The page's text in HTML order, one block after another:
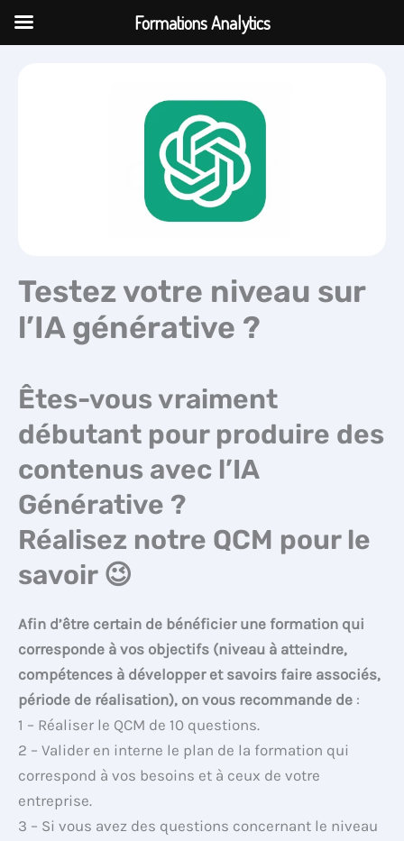
Aller
Testez votre niveau sur
l’IA générative ?
Êtes-vous vraiment
débutant pour produire des
contenus avec l’IA
Générative ?
Réalisez notre QCM pour le
savoir 😉
Afin d’être certain de bénéficier une formation qui
corresponde à vos objectifs (niveau à atteindre,
compétences à développer et savoirs faire associés,
période de réalisation), on vous recommande de :
1 – Réaliser le QCM de 10 questions.
2 – Valider en interne le plan de la formation qui
correspond à vos besoins et à ceux de votre
entreprise.
3 – Si vous avez des questions concernant le niveau
Formations Analytics